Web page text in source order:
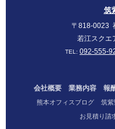
筑
〒818-0023
若江スクエ
TEL: 092-555-
会社概要 業務内容 報
熊本オフィスブログ 筑紫
お見積り請